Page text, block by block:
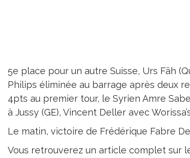
5e place pour un autre Suisse, Urs Fäh
Philips éliminée au barrage après deux
4pts au premier tour, le Syrien Amre
à Jussy (GE), Vincent Deller avec
Le matin, victoire de Frédérique Fabre
Vous retrouverez un article complet sur